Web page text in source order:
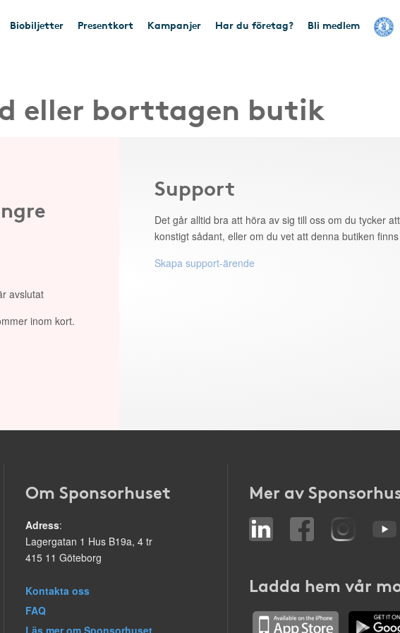
Biobiljetter Presentkort Kampanjer Har du företag? Bli medlem
eller borttagen butik
avslutat
inom kort.
Support
Det går alltid bra att höra av sig till oss om du tycker
konstigt sådant, eller om du vet att denna butiken
Skapa support-ärende
Om Sponsorhuset
Adress:
Lagergatan 1 Hus B19a, 4 tr
415 11 Göteborg
Kontakta oss
FAQ
Läs mer om Sponsorhuset
Mer av
Ladda hem vår